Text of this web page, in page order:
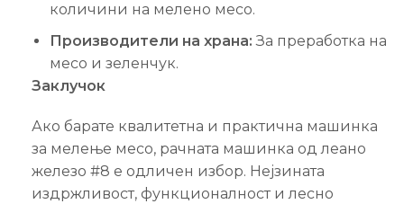
количини на мелено месо.
Производители на храна: За преработка на
месо и зеленчук.
Заклучок
Ако барате квалитетна и практична машинка
за мелење месо, рачната машинка од леано
железо #8 е одличен избор. Нејзината
издржливост, функционалност и лесно